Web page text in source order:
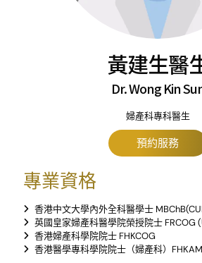
黃建生醫
Dr. Wong Kin
婦產科專科醫生
預約服務
專業資格
香港中文大學內外全科醫學士
英國皇家婦產科醫學院榮授院士 FRCOG
香港婦產科學院院士 FHKCOG
香港醫學專科學院院士（婦產科）